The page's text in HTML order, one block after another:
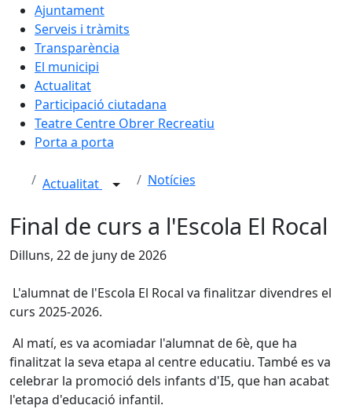
Ajuntament
Serveis i tràmits
Transparència
El municipi
Actualitat
Participació ciutadana
Teatre Centre Obrer Recreatiu
Porta a porta
Actualitat Notícies
Final de curs a l'Escola El Rocal
Dilluns, 22 de juny de 2026
L'alumnat de l'Escola El Rocal va finalitzar divendres el
curs 2025-2026.
Al matí, es va acomiadar l'alumnat de 6è, que ha
finalitzat la seva etapa al centre educatiu. També es va
celebrar la promoció dels infants d'I5, que han acabat
l'etapa d'educació infantil.